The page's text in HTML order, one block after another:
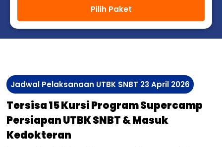
Pilih Paket
Jadwal Pelaksanaan UTBK SNBT 23 April 2026
Tersisa 15 Kursi Program Supercamp
Persiapan UTBK SNBT & Masuk
Kedokteran